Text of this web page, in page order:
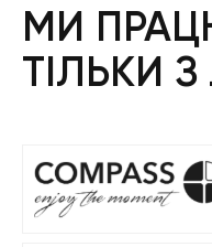
МИ
ТІЛЬКИ